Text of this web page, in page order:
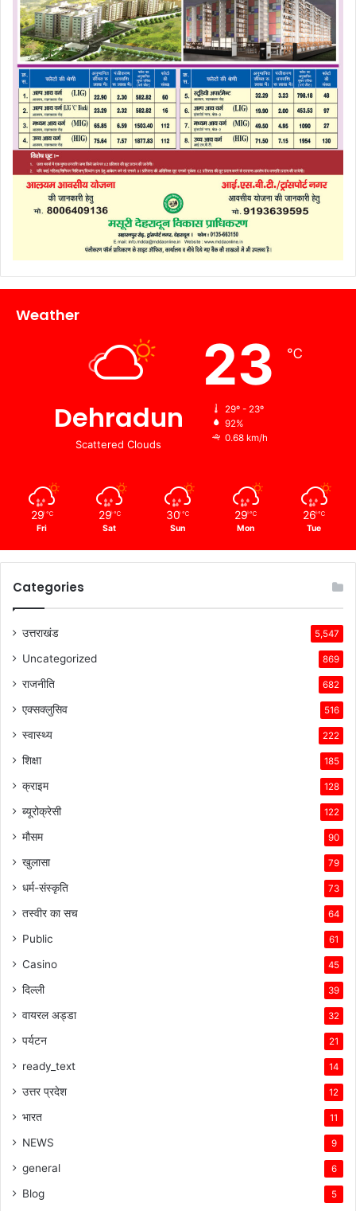
Weather
Dehradun
Scattered Clouds
23 ℃
29º - 23º
92%
0.68 km/h
29 ℃
Fri
29 ℃
Sat
30 ℃
Sun
29 ℃
Mon
26 ℃
Tue
Categories
उत्तराखंड 5,547
Uncategorized 869
राजनीति 682
एक्सक्लुसिव 516
स्वास्थ्य 222
शिक्षा 185
क्राइम 128
ब्यूरोक्रेसी 122
मौसम 90
खुलासा 79
धर्म-संस्कृति 73
तस्वीर का सच 64
Public 61
Casino 45
दिल्ली 39
वायरल अड्डा 32
पर्यटन 21
ready_text 14
उत्तर प्रदेश 12
भारत 11
NEWS 9
general 6
Blog 5